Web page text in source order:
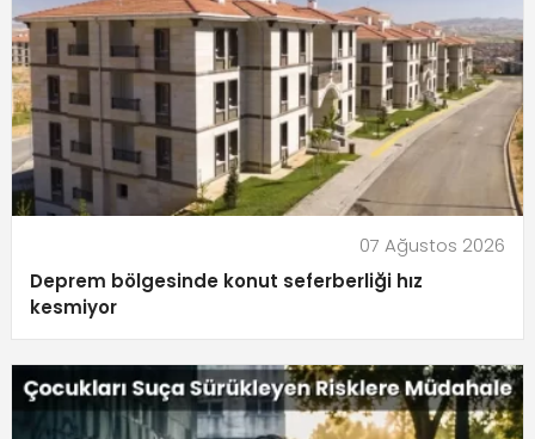
07 Ağustos 2026
Deprem bölgesinde konut seferberliği hız
kesmiyor